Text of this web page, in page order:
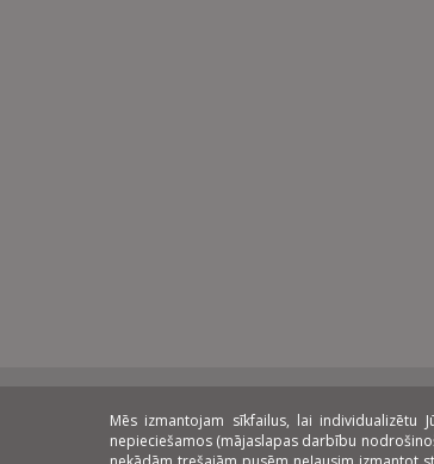
Mēs izmantojam sīkfailus, lai individualizētu
nepieciešamos (mājaslapas darbību
Norēķinu veidi: Piegāde: